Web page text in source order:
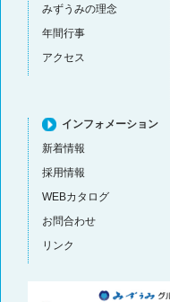
みずうみの理念
年間行事
アクセス
インフォメーション
新着情報
採用情報
WEBカタログ
お問合わせ
リンク